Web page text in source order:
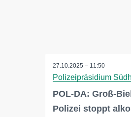
27.10.2025 – 11:50
Polizeipräsidium
POL-DA: Groß-
Polizei stoppt